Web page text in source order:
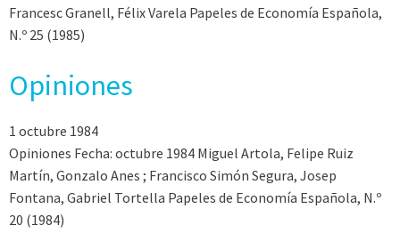
Francesc Granell, Félix Varela Papeles de Economía Española,
N.º 25 (1985)
Opiniones
1 octubre 1984
Opiniones Fecha: octubre 1984 Miguel Artola, Felipe Ruiz
Martín, Gonzalo Anes ; Francisco Simón Segura, Josep
Fontana, Gabriel Tortella Papeles de Economía Española, N.º
20 (1984)